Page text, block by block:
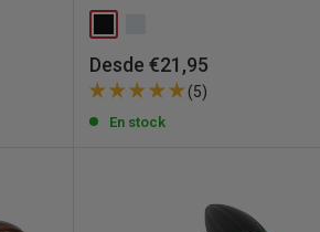
Precio
de
venta
Desde €21,95
(5)
En stock